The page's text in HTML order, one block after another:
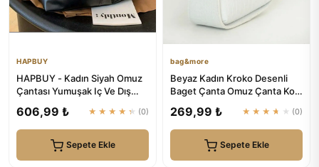
HAPBUY
HAPBUY - Kadın Siyah Omuz
Çantası Yumuşak Iç Ve Dış
606,99 ₺ ★★★★★ (0)
Sepete Ekle
bag&more
Beyaz Kadın Kroko Desenli
Baget Çanta Omuz Çanta Kol
269,99 ₺ ★★★★★ (0)
Sepete Ekle